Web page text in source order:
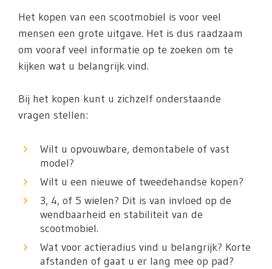
Het kopen van een scootmobiel is voor veel
mensen een grote uitgave. Het is dus raadzaam
om vooraf veel informatie op te zoeken om te
kijken wat u belangrijk vind.
Bij het kopen kunt u zichzelf onderstaande
vragen stellen:
Wilt u opvouwbare, demontabele of vast
model?
Wilt u een nieuwe of tweedehandse kopen?
3, 4, of 5 wielen? Dit is van invloed op de
wendbaarheid en stabiliteit van de
scootmobiel.
Wat voor actieradius vind u belangrijk? Korte
afstanden of gaat u er lang mee op pad?